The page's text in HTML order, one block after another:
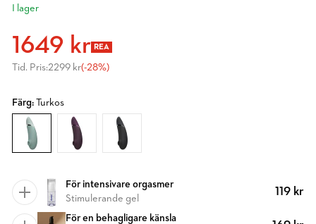
I lager
1649 kr REA
Tid. Pris:2299 kr(-28%)
Färg: Turkos
För intensivare orgasmer
Stimulerande gel
119 kr
För en behagligare känsla